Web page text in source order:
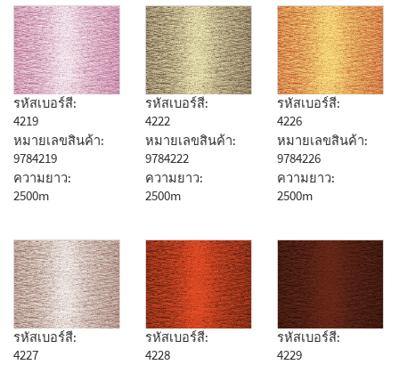
รหัสเบอร์สี:
4219
หมายเลขสินค้า:
9784219
ความยาว:
2500m
รหัสเบอร์สี:
4222
หมายเลขสินค้า:
9784222
ความยาว:
2500m
รหัสเบอร์สี:
4226
หมายเลขสินค้า:
9784226
ความยาว:
2500m
รหัสเบอร์สี:
4227
รหัสเบอร์สี:
4228
รหัสเบอร์สี:
4229